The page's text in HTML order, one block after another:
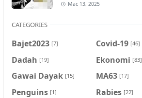
Mac 13, 2025
CATEGORIES
Bajet2023 [7] Covid-19 [46]
Dadah [19] Ekonomi [83]
Gawai Dayak [15] MA63 [17]
Penguins [1] Rabies [22]